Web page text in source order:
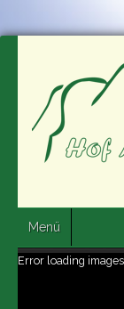
Menü
Error loading